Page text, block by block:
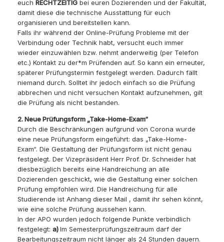
euch RECHTZEITIG bei euren Dozierenden und der Fakultät,
damit diese die technische Ausstattung für euch
organisieren und bereitstellen kann.
Falls ihr während der Online-Prüfung Probleme mit der
Verbindung oder Technik habt, versucht euch immer
wieder einzuwählen bzw. nehmt anderweitig (per Telefon
etc.) Kontakt zu der*m Prüfenden auf. So kann ein erneuter,
späterer Prüfungstermin festgelegt werden. Dadurch fällt
niemand durch. Solltet ihr jedoch einfach so die Prüfung
abbrechen und nicht versuchen Kontakt aufzunehmen, gilt
die Prüfung als nicht bestanden.
2. Neue Prüfungsform „Take-Home-Exam“
Durch die Beschränkungen aufgrund von Corona wurde
eine neue Prüfungsform eingeführt: das „Take-Home-
Exam“. Die Gestaltung der Prüfungsform ist nicht genau
festgelegt. Der Vizepräsident Herr Prof. Dr. Schneider hat
diesbezüglich bereits eine Handreichung an alle
Dozierenden geschickt, wie die Gestaltung einer solchen
Prüfung empfohlen wird. Die Handreichung für alle
Studierende ist Anhang dieser Mail , damit ihr sehen könnt,
wie eine solche Prüfung aussehen kann.
In der APO wurden jedoch folgende Punkte verbindlich
festgelegt: a)Im Semesterprüfungszeitraum darf der
Bearbeitungszeitraum nicht länger als 24 Stunden dauern.